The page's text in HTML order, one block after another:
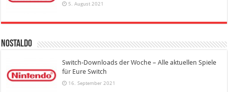
5. August 2021
Nostaldo
Switch-Downloads der Woche – Alle aktuellen Spiele
für Eure Switch
16. September 2021